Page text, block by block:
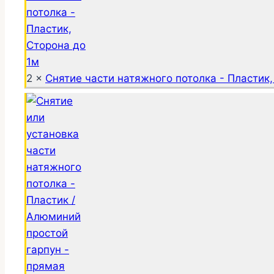
2 × Снятие части натяжного потолка -